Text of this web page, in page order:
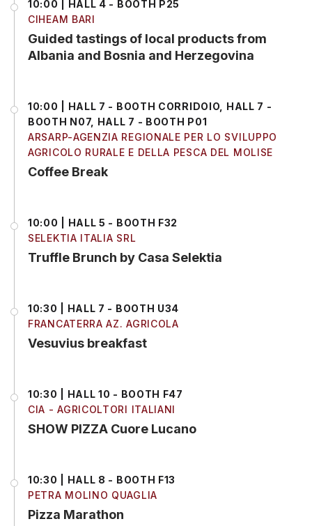
10:00 | HALL 4 - BOOTH P25
CIHEAM BARI
Guided tastings of local products from
Albania and Bosnia and Herzegovina
10:00 | HALL 7 - BOOTH CORRIDOIO, HALL 7 -
BOOTH N07, HALL 7 - BOOTH P01
ARSARP-AGENZIA REGIONALE PER LO SVILUPPO
AGRICOLO RURALE E DELLA PESCA DEL MOLISE
Coffee Break
10:00 | HALL 5 - BOOTH F32
SELEKTIA ITALIA SRL
Truffle Brunch by Casa Selektia
10:30 | HALL 7 - BOOTH U34
FRANCATERRA AZ. AGRICOLA
Vesuvius breakfast
10:30 | HALL 10 - BOOTH F47
CIA - AGRICOLTORI ITALIANI
SHOW PIZZA Cuore Lucano
10:30 | HALL 8 - BOOTH F13
PETRA MOLINO QUAGLIA
Pizza Marathon